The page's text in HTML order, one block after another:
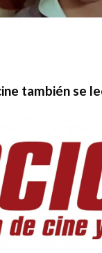
también se